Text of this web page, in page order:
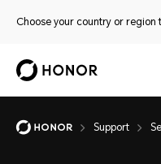
Choose your country or region
Support